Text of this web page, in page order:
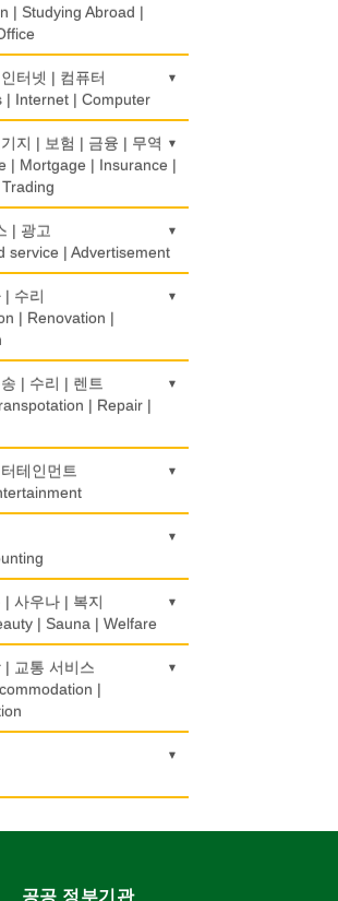
랑/음식점
담
Psychiatrist
Acupuncture
료/카이로 프랙터
Chiropractic Clinic
과
과
Frame
센터
Store/Gifts Shops
시계
/촬영/편집/공급
| Studying Abroad |
Studying Abroad
방구
School
육
악
Music
수선
Alteration
학/수학
Language/Math
Calligraphy
Art/Photograph
터넷 | 컴퓨터
| Internet | Computer
Cafe
매/수리
Sales/Repair
비스
Service
/수리
Repair
지 | 보험 | 금융 | 무역
| Mortgage | Insurance |
자
Finance
Service
| 광고
service | Advertisement
디자인
Graphic Design
Agency
지
System
Dry cleaning
Equipment
| 수리
| Renovation |
조
Home Renovation
리
Repair
| 수리 | 렌트
| Repair |
삿짐
Moving
Car
어
테인먼트
Club
래방/카페
켓
력서
Service
| 사우나 | 복지
| Sauna | Welfare
품/정보
Food/Information
| 교통 서비스
|
박
공공 정부기관